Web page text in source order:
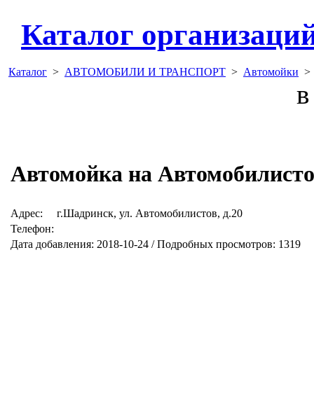
Каталог
Каталог > АВТОМОБИЛИ И ТРАНСПОРТ > Автомойки
Автомойка на
Адрес:
г.Шадринск, ул. Автомобилистов, д.20
Телефон:
Дата добавления: 2018-10-24 / Подробных просмотров: 1319